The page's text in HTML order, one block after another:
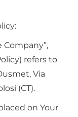
refers to
Via
(CT).
on Your